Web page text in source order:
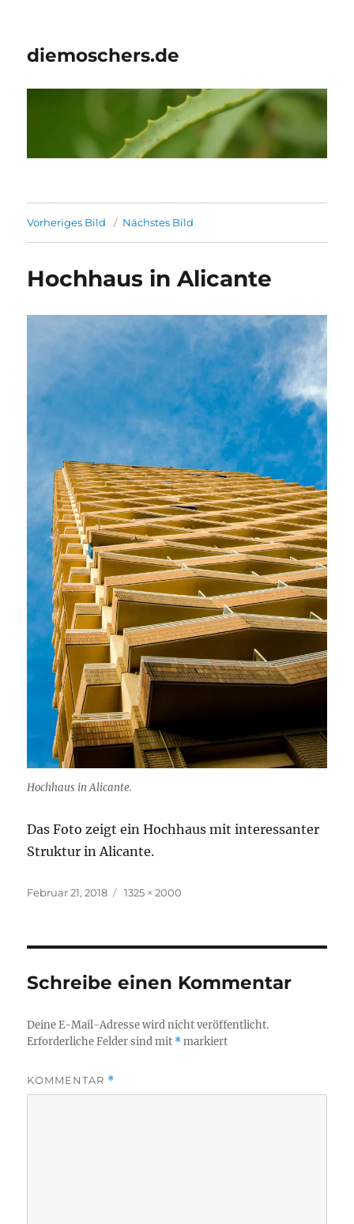
diemoschers.de
Vorheriges Bild Nächstes Bild
Hochhaus in Alicante
Hochhaus in Alicante.
Das Foto zeigt ein Hochhaus mit interessanter
Struktur in Alicante.
Veröffentlicht
Februar 21, 2018 Originalgröße
1325 × 2000
Schreibe einen Kommentar
Deine E-Mail-Adresse wird nicht veröffentlicht.
Erforderliche Felder sind mit *markiert
KOMMENTAR *